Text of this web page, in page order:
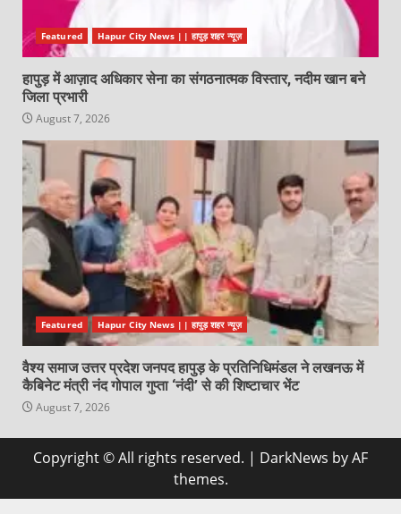
Featured Hapur City News || हापुड़ शहर न्यूज़
हापुड़ में आज़ाद अधिकार सेना का संगठनात्मक विस्तार, नदीम खान बने
जिला प्रभारी
August 7, 2026
Featured Hapur City News || हापुड़ शहर न्यूज़
वैश्य समाज उत्तर प्रदेश जनपद हापुड़ के प्रतिनिधिमंडल ने लखनऊ में
कैबिनेट मंत्री नंद गोपाल गुप्ता ‘नंदी’ से की शिष्टाचार भेंट
August 7, 2026
Copyright © All rights reserved. | DarkNews by AF
themes.